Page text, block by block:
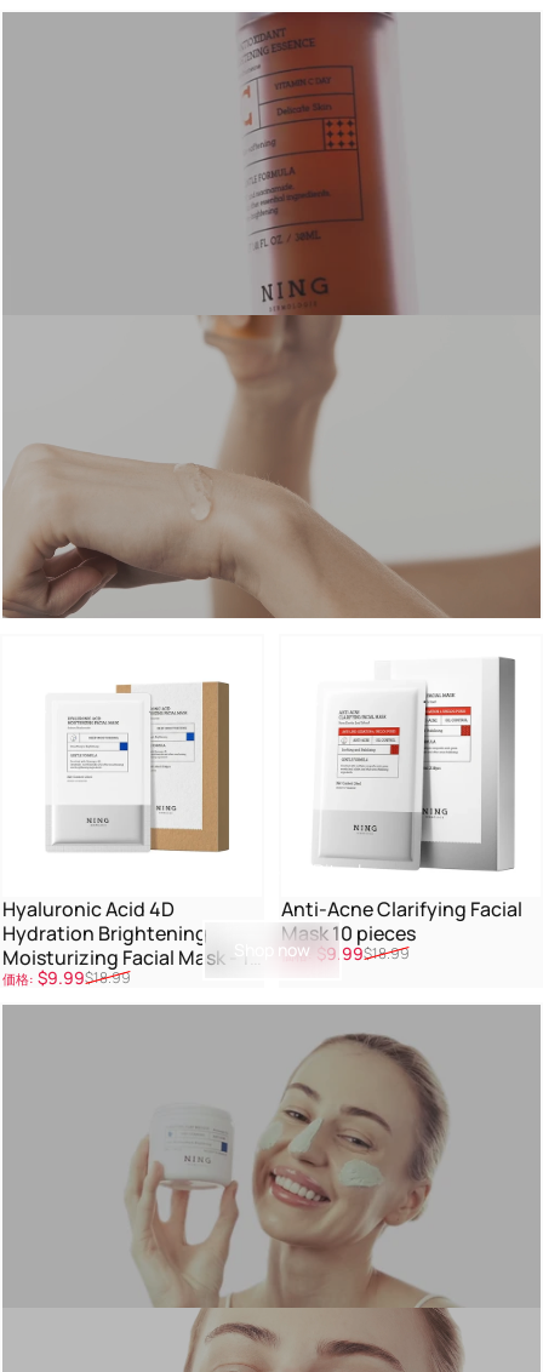
Your 24/7 Glow Ritual
Shop now
Hyaluronic Acid 4D
Hydration Brightening
Moisturizing Facial Mask - 10
Piece
販売価格
価格: $9.99
通常価格 $18.99
Anti-Acne Clarifying Facial
Mask 10 pieces
販売価格
価格: $9.99
通常価格 $18.99